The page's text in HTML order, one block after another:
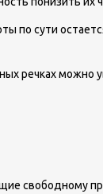
сути
речках можно
свободному